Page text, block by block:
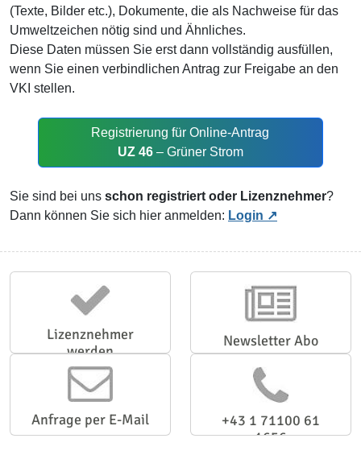
(Texte, Bilder etc.), Dokumente, die als Nachweise für das
Umweltzeichen nötig sind und Ähnliches.
Diese Daten müssen Sie erst dann vollständig ausfüllen,
wenn Sie einen verbindlichen Antrag zur Freigabe an den
VKI stellen.
Registrierung für Online-Antrag
UZ 46– Grüner Strom
Sie sind bei uns schon registriert oder Lizenznehmer?
Dann können Sie sich hier anmelden: Login
Lizenznehmer
werden
Newsletter Abo
Anfrage per E-Mail
+43 1 71100 61
1656